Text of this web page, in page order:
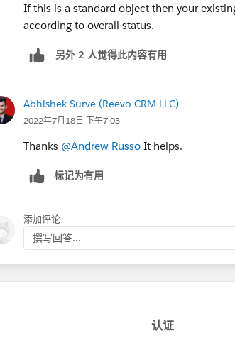
If this is a standard object then your
according to overall status.
另外 2 人觉得此内容有用
Abhishek Surve (Reevo CRM LLC)
2022年7月18日 下午7:03
Thanks @Andrew Russo It helps.
标记为有用
添加评论
撰写回答...